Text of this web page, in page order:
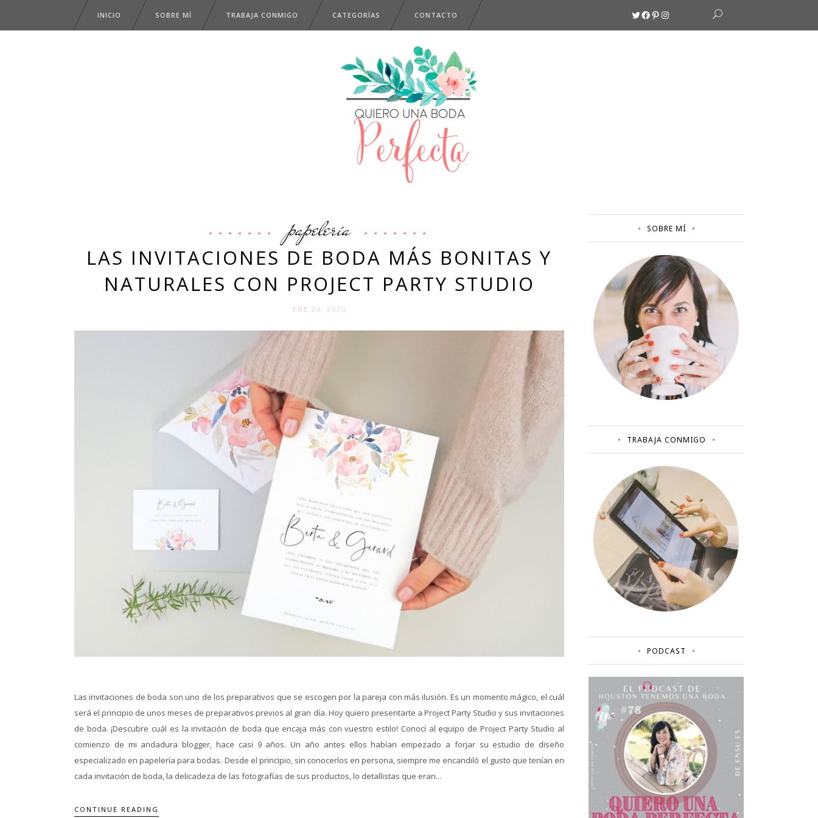
INICIO SOBRE MÍ TRABAJA CONMIGO CATEGORÍAS CONTACTO Twitter
Facebook
Pinterest
Instagram
papelería
LAS INVITACIONES DE BODA MÁS BONITAS Y
NATURALES CON PROJECT PARTY STUDIO
ENE 23. 2020
Las invitaciones de boda son uno de los preparativos que se escogen por la pareja con más ilusión. Es un momento mágico, el cuál
será el principio de unos meses de preparativos previos al gran día. Hoy quiero presentarte a Project Party Studio y sus invitaciones
de boda. ¡Descubre cuál es la invitación de boda que encaja más con vuestro estilo! Conocí al equipo de Project Party Studio al
comienzo de mi andadura blogger, hace casi 9 años. Un año antes ellos habían empezado a forjar su estudio de diseño
especializado en papelería para bodas. Desde el principio, sin conocerlos en persona, siempre me encandiló el gusto que tenían en
cada invitación de boda, la delicadeza de las fotografías de sus productos, lo detallistas que eran...
CONTINUE READING
SOBRE MÍ
TRABAJA CONMIGO
PODCAST